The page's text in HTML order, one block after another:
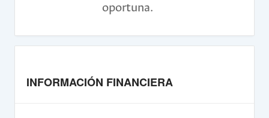
oportuna.
INFORMACIÓN FINANCIERA